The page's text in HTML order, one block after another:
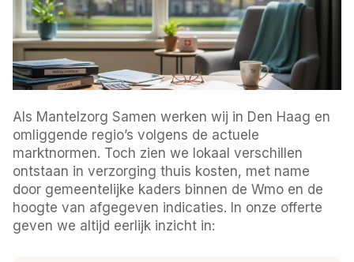
Als Mantelzorg Samen werken wij in Den Haag en
omliggende regio’s volgens de actuele
marktnormen. Toch zien we lokaal verschillen
ontstaan in verzorging thuis kosten, met name
door gemeentelijke kaders binnen de Wmo en de
hoogte van afgegeven indicaties. In onze offerte
geven we altijd eerlijk inzicht in: